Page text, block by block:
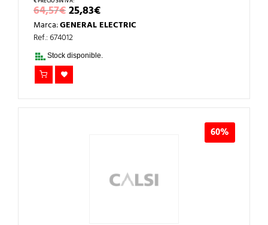
64,57€EL
PRECIO
ORIGINAL
ERA:
64,57€.
25,83€EL
PRECIO
ACTUAL
Marca:GENERAL ELECTRIC
Ref.: 674012
Stock disponible.
60%